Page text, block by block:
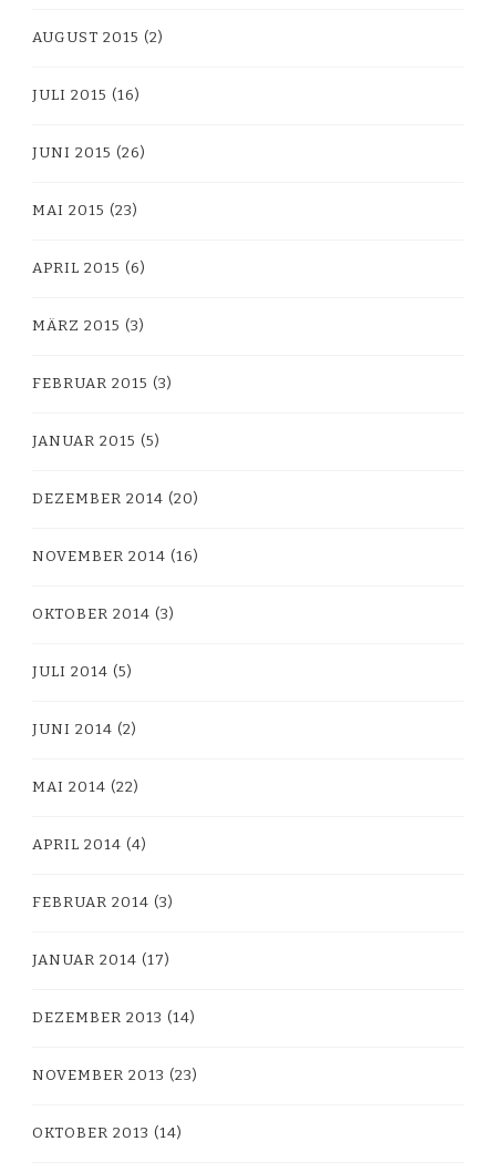
AUGUST 2015 (2)
JULI 2015 (16)
JUNI 2015 (26)
MAI 2015 (23)
APRIL 2015 (6)
MÄRZ 2015 (3)
FEBRUAR 2015 (3)
JANUAR 2015 (5)
DEZEMBER 2014 (20)
NOVEMBER 2014 (16)
OKTOBER 2014 (3)
JULI 2014 (5)
JUNI 2014 (2)
MAI 2014 (22)
APRIL 2014 (4)
FEBRUAR 2014 (3)
JANUAR 2014 (17)
DEZEMBER 2013 (14)
NOVEMBER 2013 (23)
OKTOBER 2013 (14)